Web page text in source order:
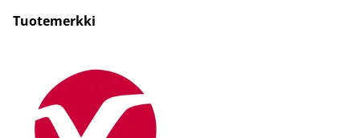
Tuotemerkki